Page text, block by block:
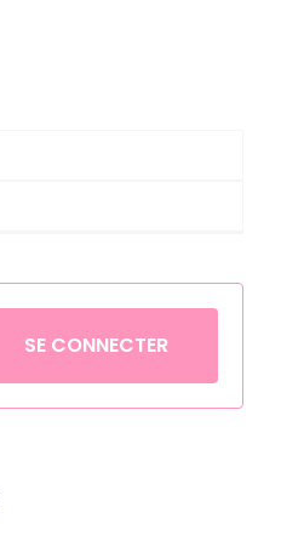
Petronix Defenders
Pokémon
Robin des Bois
SE CONNECTER